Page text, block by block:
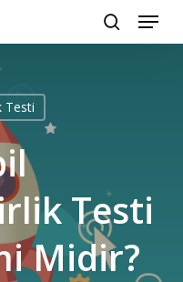
search
Menu
Testi
Testi
Midir?